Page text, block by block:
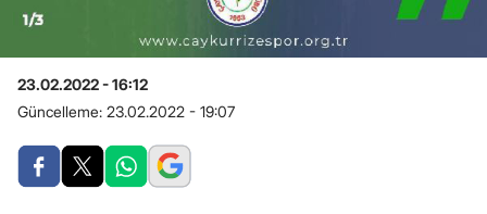
23.02.2022 - 16:12
Güncelleme: 23.02.2022 - 19:07